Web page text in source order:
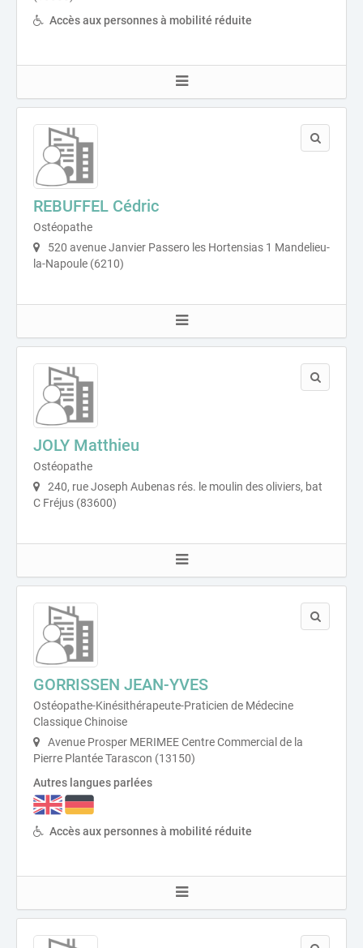
Accès aux personnes à mobilité réduite
REBUFFEL Cédric
Ostéopathe
520 avenue Janvier Passero les Hortensias 1 Mandelieu-
la-Napoule (6210)
JOLY Matthieu
Ostéopathe
240, rue Joseph Aubenas rés. le moulin des oliviers, bat
C Fréjus (83600)
GORRISSEN JEAN-YVES
Ostéopathe-Kinésithérapeute-Praticien de Médecine
Classique Chinoise
Avenue Prosper MERIMEE Centre Commercial de la
Pierre Plantée Tarascon (13150)
Autres langues parlées
Accès aux personnes à mobilité réduite